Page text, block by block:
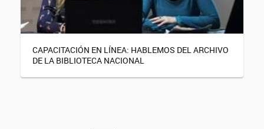
CAPACITACIÓN EN LÍNEA: HABLEMOS DEL ARCHIVO
DE LA BIBLIOTECA NACIONAL